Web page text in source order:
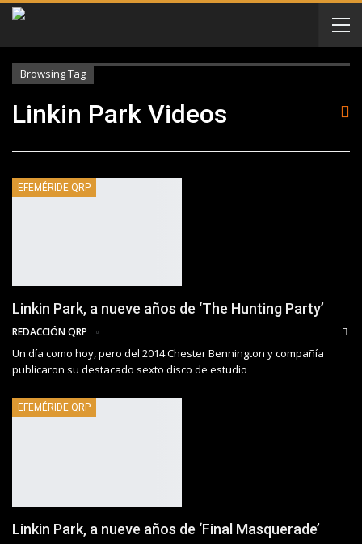
Browsing Tag
Linkin Park Videos
EFEMÉRIDE QRP
Linkin Park, a nueve años de ‘The Hunting Party’
REDACCIÓN QRP
Un día como hoy, pero del 2014 Chester Bennington y compañía
publicaron su destacado sexto disco de estudio
EFEMÉRIDE QRP
Linkin Park, a nueve años de ‘Final Masquerade’